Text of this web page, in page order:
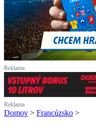
Reklama
Reklama
Domov > Francúzsko >